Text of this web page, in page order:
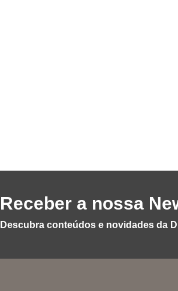
Receber a nossa
Descubra conteúdos e novidades da